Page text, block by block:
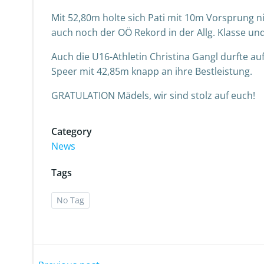
Mit 52,80m holte sich Pati mit 10m Vorsprung
auch noch der OÖ Rekord in der Allg. Klasse
Auch die U16-Athletin Christina Gangl durfte
Speer mit 42,85m knapp an ihre Bestleistung.
GRATULATION Mädels, wir sind stolz auf euch!
Category
News
Tags
No Tag